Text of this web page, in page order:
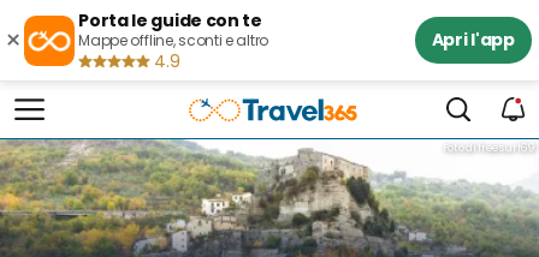
×
Porta le guide con te
Mappe offline, sconti e altro
4.9
Apri l'app
Foto di freesurf69